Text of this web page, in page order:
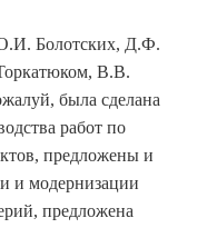
Болотских, Д.Ф.
В.В.
была сделана
работ по
предложены и
и модернизации
предложена